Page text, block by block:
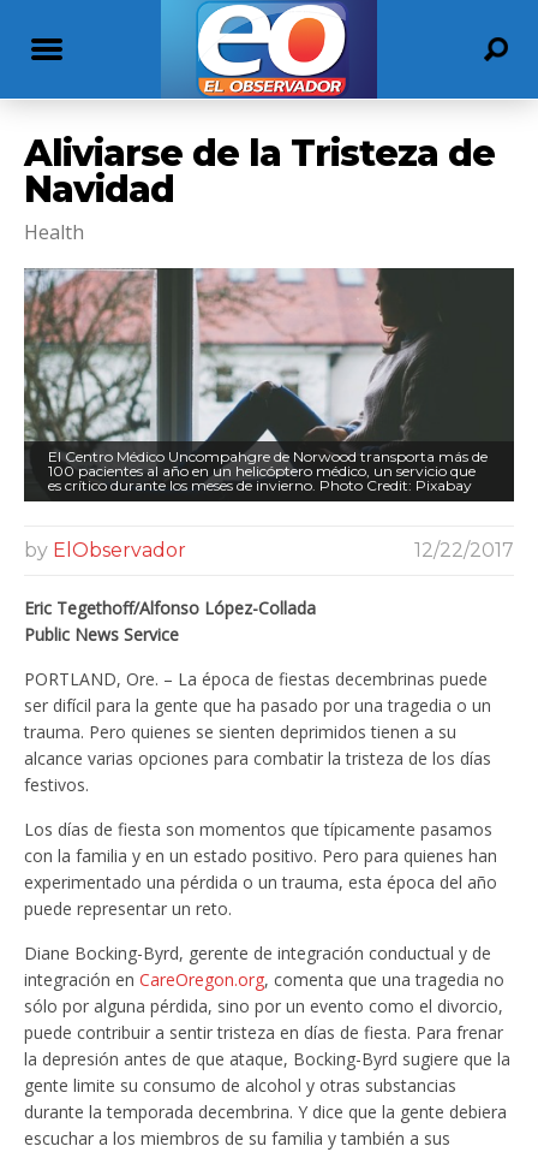
Aliviarse de la Tristeza de
Navidad
Health
El Centro Médico Uncompahgre de Norwood transporta más de
100 pacientes al año en un helicóptero médico, un servicio que
es crítico durante los meses de invierno. Photo Credit: Pixabay
by ElObservador 12/22/2017
Eric Tegethoff/Alfonso López-Collada
Public News Service
PORTLAND, Ore. – La época de fiestas decembrinas puede
ser difícil para la gente que ha pasado por una tragedia o un
trauma. Pero quienes se sienten deprimidos tienen a su
alcance varias opciones para combatir la tristeza de los días
festivos.
Los días de fiesta son momentos que típicamente pasamos
con la familia y en un estado positivo. Pero para quienes han
experimentado una pérdida o un trauma, esta época del año
puede representar un reto.
Diane Bocking-Byrd, gerente de integración conductual y de
integración en CareOregon.org, comenta que una tragedia no
sólo por alguna pérdida, sino por un evento como el divorcio,
puede contribuir a sentir tristeza en días de fiesta. Para frenar
la depresión antes de que ataque, Bocking-Byrd sugiere que la
gente limite su consumo de alcohol y otras substancias
durante la temporada decembrina. Y dice que la gente debiera
escuchar a los miembros de su familia y también a sus